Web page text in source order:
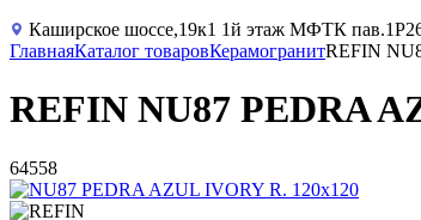
Каширское шоссе,19к1 1й этаж МФТК
ГлавнаяКаталог товаровКерамогранитREFIN
REFIN NU87 PEDRA
64558